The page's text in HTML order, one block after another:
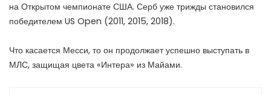
на Открытом чемпионате США. Серб уже трижды становился
победителем US Open (2011, 2015, 2018).
Что касается Месси, то он продолжает успешно выступать в
МЛС, защищая цвета «Интера» из Майами.